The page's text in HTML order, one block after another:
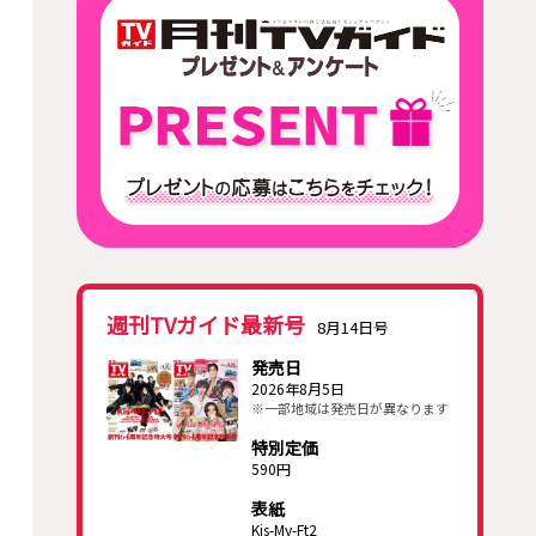
週刊TVガイド最新号 8月14日号
発売日
2026年8月5日
※一部地域は発売日が異なります
特別定価
590円
表紙
Kis-My-Ft2